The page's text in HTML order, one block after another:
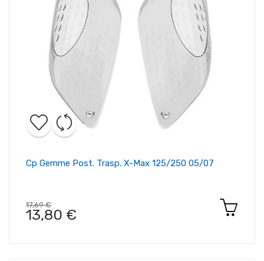
Cp Gemme Post. Trasp. X-Max 125/250 05/07
17,69 €
13,80 €